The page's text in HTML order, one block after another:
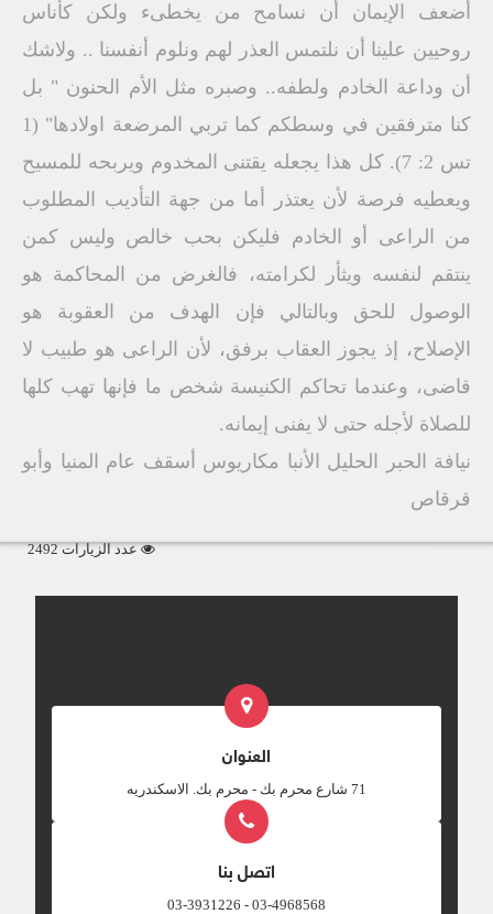
أضعف الإيمان أن نسامح من يخطىء ولكن كأناس
روحيين علينا أن نلتمس العذر لهم ونلوم أنفسنا .. ولاشك
أن وداعة الخادم ولطفه.. وصبره مثل الأم الحنون " بل
كنا مترفقين في وسطكم كما تربي المرضعة اولادها" (1
تس 2: 7). كل هذا يجعله يقتنى المخدوم ويربحه للمسيح
ويعطيه فرصة لأن يعتذر أما من جهة التأديب المطلوب
من الراعى أو الخادم فليكن بحب خالص وليس كمن
ينتقم لنفسه ويثأر لكرامته، فالغرض من المحاكمة هو
الوصول للحق وبالتالي فإن الهدف من العقوبة هو
الإصلاح، إذ يجوز العقاب برفق، لأن الراعى هو طبيب لا
قاضى، وعندما تحاكم الكنيسة شخص ما فإنها تهب كلها
للصلاة لأجله حتى لا يفنى إيمانه.
نيافة الحبر الحليل الأنبا مكاريوس أسقف عام المنيا وأبو
قرقاص
عدد الزيارات 2492
العنوان
‎71 شارع محرم بك - محرم بك. الاسكندريه
اتصل بنا
03-4968568 - 03-3931226